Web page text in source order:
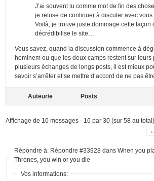
J’ai souvent lu comme mot de fin des
je refuse de continuer à discuter avec vous
Voilà, je trouve juste dommage cette façon
décrédibilise le site…
Vous savez, quand la discussion commence à
hominem ou que les deux camps restent sur leurs
plusieurs échanges de longs posts, il est mieux
savoir s’arrêter et se mettre d’accord de ne pas
Auteur/e Posts
Affichage de 10 messages - 16 par 30 (sur 58 au total)
←
Répondre à: Répondre #33928 dans When you
Thrones, you win or you die
Vos informations: